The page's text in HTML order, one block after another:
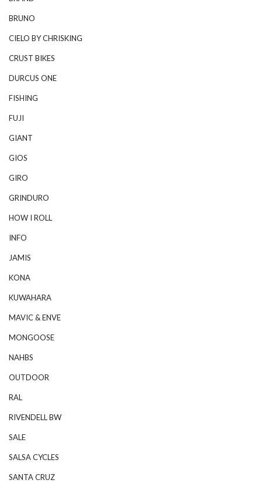
BRUNO
CIELO BY CHRISKING
CRUST BIKES
DURCUS ONE
FISHING
FUJI
GIANT
GIOS
GIRO
GRINDURO
HOW I ROLL
INFO
JAMIS
KONA
KUWAHARA
MAVIC & ENVE
MONGOOSE
NAHBS
OUTDOOR
RAL
RIVENDELL BW
SALE
SALSA CYCLES
SANTA CRUZ